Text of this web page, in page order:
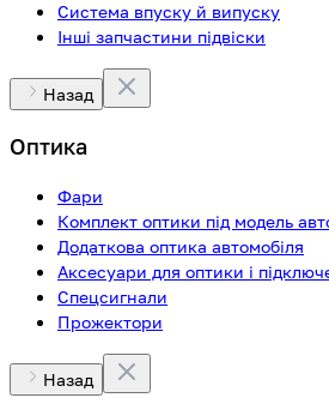
Система впуску й випуску
Інші запчастини підвіски
Назад
Оптика
Фари
Комплект оптики під модель
Додаткова оптика автомобіля
Аксесуари для оптики і
Спецсигнали
Прожектори
Назад